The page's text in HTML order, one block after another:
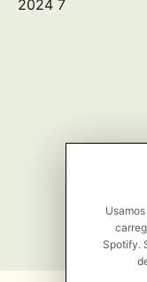
Spotify.